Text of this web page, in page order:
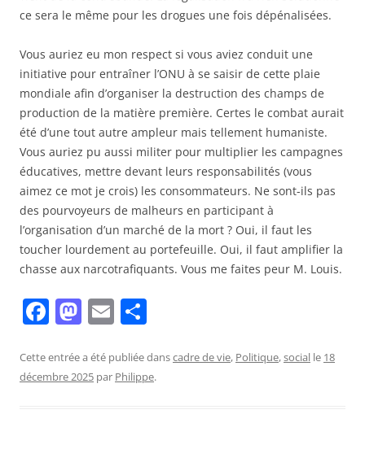
ce sera le même pour les drogues une fois dépénalisées.
Vous auriez eu mon respect si vous aviez conduit une
initiative pour entraîner l’ONU à se saisir de cette plaie
mondiale afin d’organiser la destruction des champs de
production de la matière première. Certes le combat aurait
été d’une tout autre ampleur mais tellement humaniste.
Vous auriez pu aussi militer pour multiplier les campagnes
éducatives, mettre devant leurs responsabilités (vous
aimez ce mot je crois) les consommateurs. Ne sont-ils pas
des pourvoyeurs de malheurs en participant à
l’organisation d’un marché de la mort ? Oui, il faut les
toucher lourdement au portefeuille. Oui, il faut amplifier la
chasse aux narcotrafiquants. Vous me faites peur M. Louis.
F
c
e
M
st
o
E
ai
l
ta
g
Cette entrée a été publiée danscadre de vie, Politique,social le 18
décembre 2025 par Philippe.